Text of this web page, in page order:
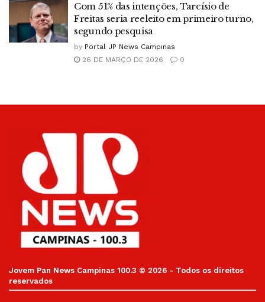
Com 51% das intenções, Tarcísio de
Freitas seria reeleito em primeiro turno,
segundo pesquisa
by Portal JP News Campinas
26 DE MARÇO DE 2026
0
Jovem Pan News Campinas 100.3 © 2026 - Todos os direitos
reservados